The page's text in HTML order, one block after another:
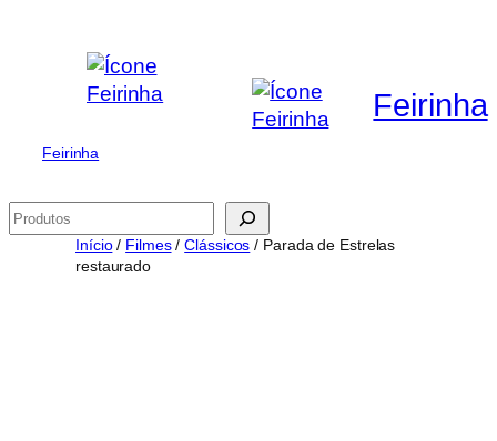
conteúdo
Feirinha
Feirinha
Pesquisar
Início/ Filmes/Clássicos / Parada de Estrelas
restaurado